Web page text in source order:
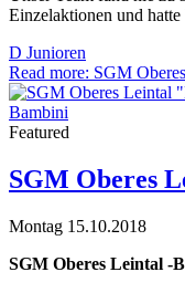
Einzelaktionen und
D Junioren
Read more: SGM
Bambini
Featured
SGM Oberes
Montag 15.10.2018
SGM Oberes Leintal -